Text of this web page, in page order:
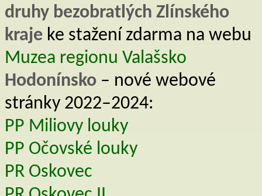
druhy bezobratlých Zlínského
kraje ke stažení zdarma na webu
Muzea regionu Valašsko
Hodonínsko – nové webové
stránky 2022–2024:
PP Miliovy louky
PP Očovské louky
PR Oskovec